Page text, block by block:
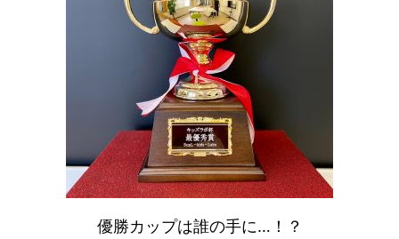
優勝カップは誰の手に…！？